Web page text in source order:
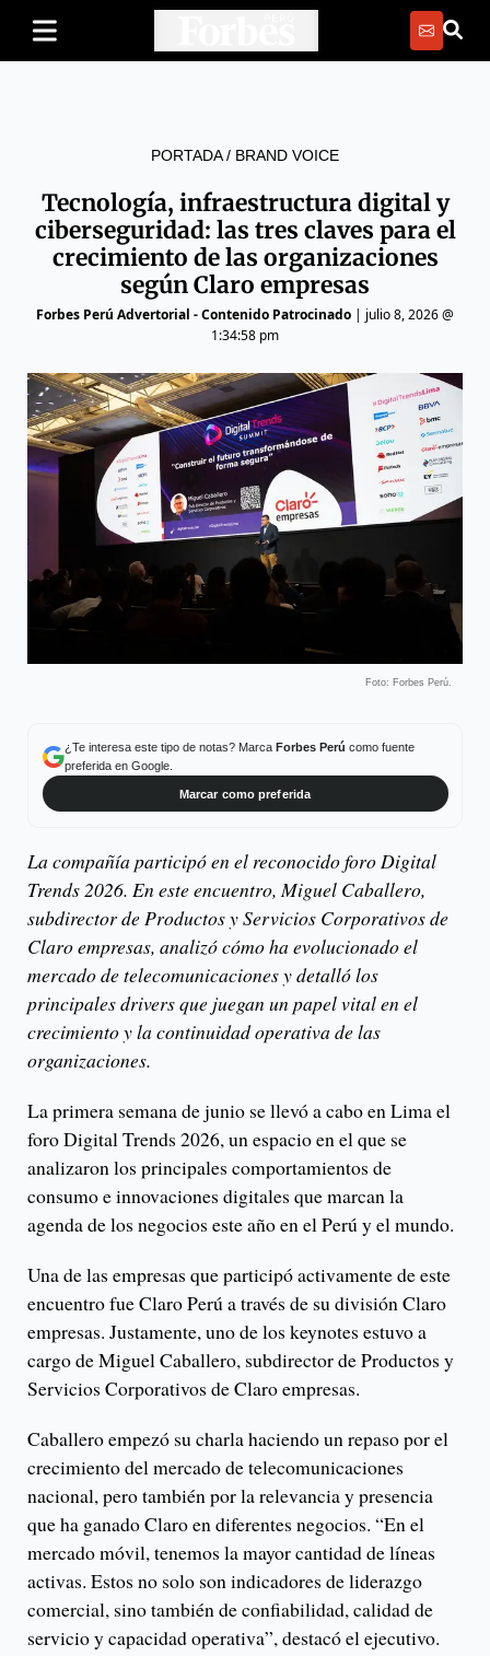
PORTADA/ BRAND VOICE
Tecnología, infraestructura digital y
ciberseguridad: las tres claves para el
crecimiento de las organizaciones
según Claro empresas
Forbes Perú Advertorial - Contenido Patrocinado | julio 8, 2026 @
1:34:58 pm
Foto: Forbes Perú.
¿Te interesa este tipo de notas? Marca Forbes Perú como fuente
preferida en Google.
Marcar como preferida
La compañía participó en el reconocido foro Digital
Trends 2026. En este encuentro, Miguel Caballero,
subdirector de Productos y Servicios Corporativos de
Claro empresas, analizó cómo ha evolucionado el
mercado de telecomunicaciones y detalló los
principales drivers que juegan un papel vital en el
crecimiento y la continuidad operativa de las
organizaciones.
La primera semana de junio se llevó a cabo en Lima el
foro Digital Trends 2026, un espacio en el que se
analizaron los principales comportamientos de
consumo e innovaciones digitales que marcan la
agenda de los negocios este año en el Perú y el mundo.
Una de las empresas que participó activamente de este
encuentro fue Claro Perú a través de su división Claro
empresas. Justamente, uno de los keynotes estuvo a
cargo de Miguel Caballero, subdirector de Productos y
Servicios Corporativos de Claro empresas.
Caballero empezó su charla haciendo un repaso por el
crecimiento del mercado de telecomunicaciones
nacional, pero también por la relevancia y presencia
que ha ganado Claro en diferentes negocios. “En el
mercado móvil, tenemos la mayor cantidad de líneas
activas. Estos no solo son indicadores de liderazgo
comercial, sino también de confiabilidad, calidad de
servicio y capacidad operativa”, destacó el ejecutivo.